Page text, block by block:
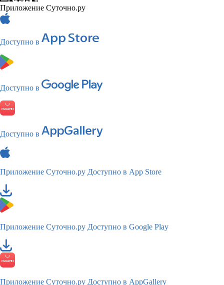
Приложение Суточно.ру
Доступно в
Доступно в
Доступно в
Приложение Суточно.ру Доступно в App Store
Приложение Суточно.ру Доступно в Google Play
Приложение Суточно.ру Доступно в AppGallery